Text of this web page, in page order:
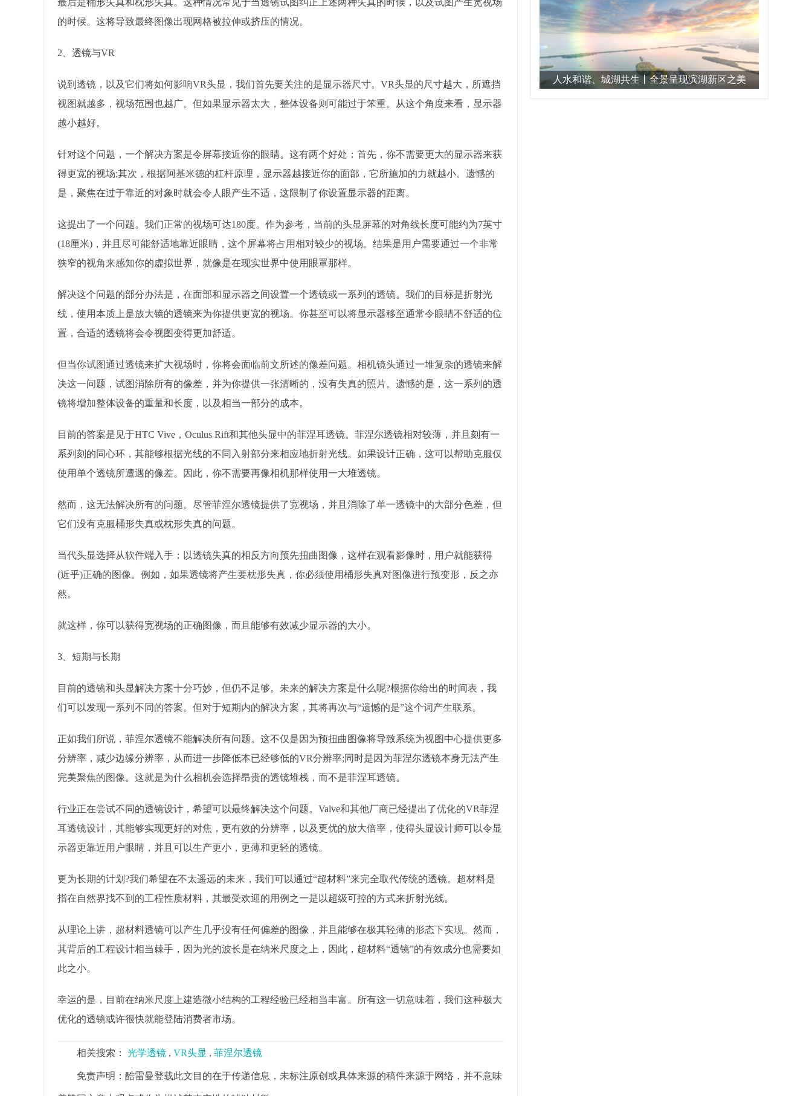
的时候。这将导致最终图像出现网格被拉伸或挤压的情况。
2、透镜与VR
说到透镜，以及它们将如何影响VR头显，我们首先要关注的是显示器尺寸。VR头显的尺寸越大，所遮挡
视图就越多，视场范围也越广。但如果显示器太大，整体设备则可能过于笨重。从这个角度来看，显示器
越小越好。
针对这个问题，一个解决方案是令屏幕接近你的眼睛。这有两个好处：首先，你不需要更大的显示器来获
得更宽的视场;其次，根据阿基米德的杠杆原理，显示器越接近你的面部，它所施加的力就越小。遗憾的
是，聚焦在过于靠近的对象时就会令人眼产生不适，这限制了你设置显示器的距离。
这提出了一个问题。我们正常的视场可达180度。作为参考，当前的头显屏幕的对角线长度可能约为7英寸
(18厘米)，并且尽可能舒适地靠近眼睛，这个屏幕将占用相对较少的视场。结果是用户需要通过一个非常
狭窄的视角来感知你的虚拟世界，就像是在现实世界中使用眼罩那样。
解决这个问题的部分办法是，在面部和显示器之间设置一个透镜或一系列的透镜。我们的目标是折射光
线，使用本质上是放大镜的透镜来为你提供更宽的视场。你甚至可以将显示器移至通常令眼睛不舒适的位
置，合适的透镜将会令视图变得更加舒适。
但当你试图通过透镜来扩大视场时，你将会面临前文所述的像差问题。相机镜头通过一堆复杂的透镜来解
决这一问题，试图消除所有的像差，并为你提供一张清晰的，没有失真的照片。遗憾的是，这一系列的透
镜将增加整体设备的重量和长度，以及相当一部分的成本。
目前的答案是见于HTC Vive，Oculus Rift和其他头显中的菲涅耳透镜。菲涅尔透镜相对较薄，并且刻有一
系列刻的同心环，其能够根据光线的不同入射部分来相应地折射光线。如果设计正确，这可以帮助克服仅
使用单个透镜所遭遇的像差。因此，你不需要再像相机那样使用一大堆透镜。
然而，这无法解决所有的问题。尽管菲涅尔透镜提供了宽视场，并且消除了单一透镜中的大部分色差，但
它们没有克服桶形失真或枕形失真的问题。
当代头显选择从软件端入手：以透镜失真的相反方向预先扭曲图像，这样在观看影像时，用户就能获得
(近乎)正确的图像。例如，如果透镜将产生要枕形失真，你必须使用桶形失真对图像进行预变形，反之亦
然。
就这样，你可以获得宽视场的正确图像，而且能够有效减少显示器的大小。
3、短期与长期
目前的透镜和头显解决方案十分巧妙，但仍不足够。未来的解决方案是什么呢?根据你给出的时间表，我
们可以发现一系列不同的答案。但对于短期内的解决方案，其将再次与“遗憾的是”这个词产生联系。
正如我们所说，菲涅尔透镜不能解决所有问题。这不仅是因为预扭曲图像将导致系统为视图中心提供更多
分辨率，减少边缘分辨率，从而进一步降低本已经够低的VR分辨率;同时是因为菲涅尔透镜本身无法产生
完美聚焦的图像。这就是为什么相机会选择昂贵的透镜堆栈，而不是菲涅耳透镜。
行业正在尝试不同的透镜设计，希望可以最终解决这个问题。Valve和其他厂商已经提出了优化的VR菲涅
耳透镜设计，其能够实现更好的对焦，更有效的分辨率，以及更优的放大倍率，使得头显设计师可以令显
示器更靠近用户眼睛，并且可以生产更小，更薄和更轻的透镜。
更为长期的计划?我们希望在不太遥远的未来，我们可以通过“超材料”来完全取代传统的透镜。超材料是
指在自然界找不到的工程性质材料，其最受欢迎的用例之一是以超级可控的方式来折射光线。
从理论上讲，超材料透镜可以产生几乎没有任何偏差的图像，并且能够在极其轻薄的形态下实现。然而，
其背后的工程设计相当棘手，因为光的波长是在纳米尺度之上，因此，超材料“透镜”的有效成分也需要如
此之小。
幸运的是，目前在纳米尺度上建造微小结构的工程经验已经相当丰富。所有这一切意味着，我们这种极大
优化的透镜或许很快就能登陆消费者市场。
相关搜索： 光学透镜 , VR头显 , 菲涅尔透镜
免责声明：酷雷曼登载此文目的在于传递信息，未标注原创或具体来源的稿件来源于网络，并不意味
人水和谐、城湖共生丨全景呈现滨湖新区之美